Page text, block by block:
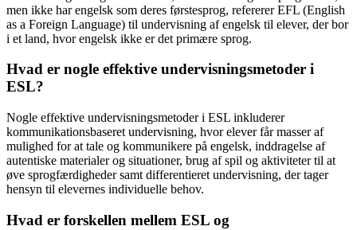
men ikke har engelsk som deres førstesprog, refererer EFL (English
as a Foreign Language) til undervisning af engelsk til elever, der bor
i et land, hvor engelsk ikke er det primære sprog.
Hvad er nogle effektive undervisningsmetoder i
ESL?
Nogle effektive undervisningsmetoder i ESL inkluderer
kommunikationsbaseret undervisning, hvor elever får masser af
mulighed for at tale og kommunikere på engelsk, inddragelse af
autentiske materialer og situationer, brug af spil og aktiviteter til at
øve sprogfærdigheder samt differentieret undervisning, der tager
hensyn til elevernes individuelle behov.
Hvad er forskellen mellem ESL og